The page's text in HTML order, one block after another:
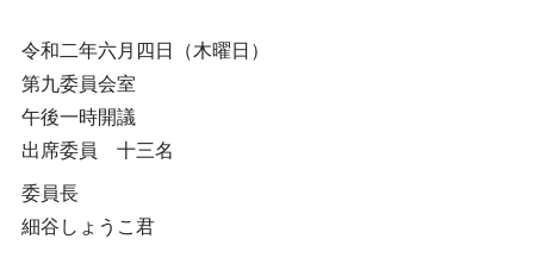
令和二年六月四日（木曜日）
第九委員会室
午後一時開議
出席委員 十三名
委員長
細谷しょうこ君